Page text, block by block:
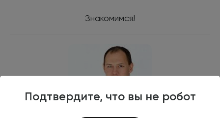
Подтвердите, что вы не робот
Знакомимся!